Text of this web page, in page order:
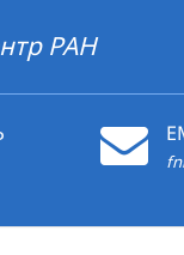
РАН